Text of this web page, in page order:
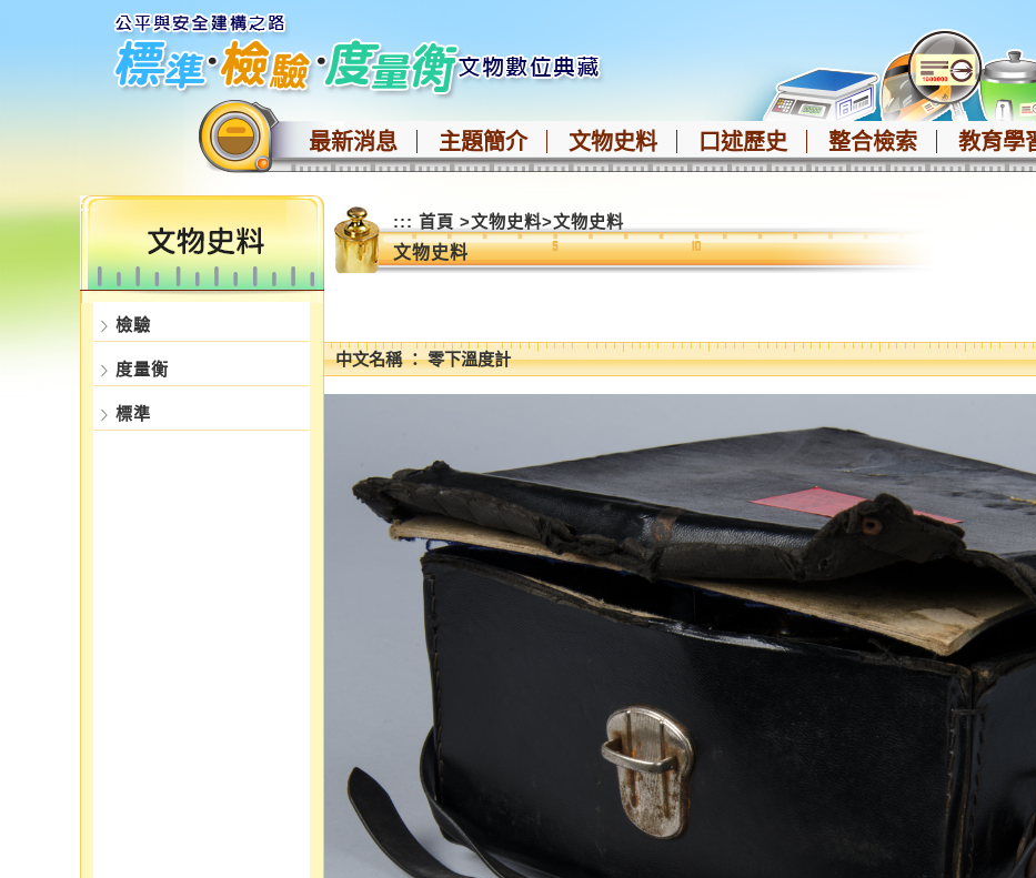
最新消息 主題簡介 文物史料 口述歷史 整合檢索 教育學
:::
檢驗
度量衡
標準
::: 首頁 >文物史料>文物史料
文物史料
中文名稱 ： 零下溫度計